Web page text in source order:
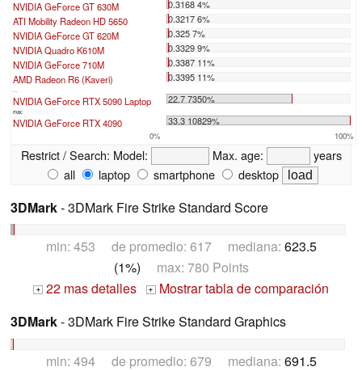
NVIDIA GeForce GT 630M
0.3168 4%
ATI Mobility Radeon HD 5650
0.3217 6%
NVIDIA GeForce GT 620M
0.325 7%
NVIDIA Quadro K610M
0.3329 9%
NVIDIA GeForce 710M
0.3387 11%
AMD Radeon R6 (Kaveri)
0.3395 11%
NVIDIA GeForce RTX 5090 Laptop 22.7 7350%
max:
NVIDIA GeForce RTX 4090 33.3 10829%
0% 100%
Restrict / Search: Model: Max. age:
years
all
laptop smartphone desktop
3DMark- 3DMark Fire Strike Standard Score
min: 453 de promedio: 617 mediana: 623.5
(1%) max: 780 Points
+ 22 mas detalles + Mostrar tabla de comparación
3DMark- 3DMark Fire Strike Standard Graphics
min: 494 de promedio: 679 mediana: 691.5